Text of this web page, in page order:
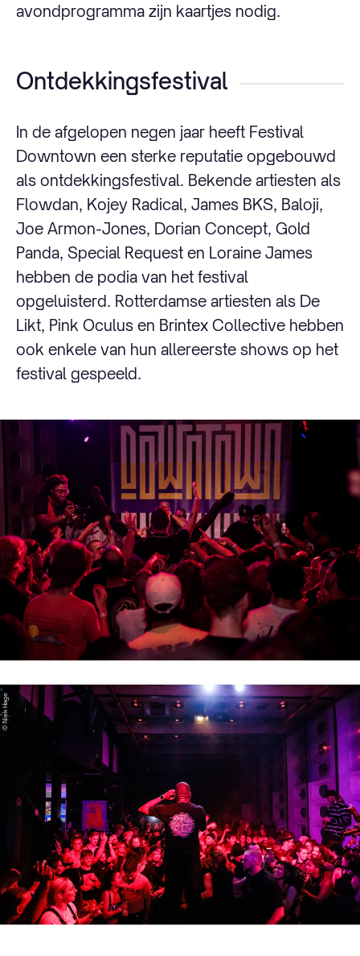
avondprogramma zijn kaartjes nodig.
Ontdekkingsfestival
In de afgelopen negen jaar heeft Festival
Downtown een sterke reputatie opgebouwd
als ontdekkingsfestival. Bekende artiesten als
Flowdan, Kojey Radical, James BKS, Baloji,
Joe Armon-Jones, Dorian Concept, Gold
Panda, Special Request en Loraine James
hebben de podia van het festival
opgeluisterd. Rotterdamse artiesten als De
Likt, Pink Oculus en Brintex Collective hebben
ook enkele van hun allereerste shows op het
festival gespeeld.
© Niek Hage